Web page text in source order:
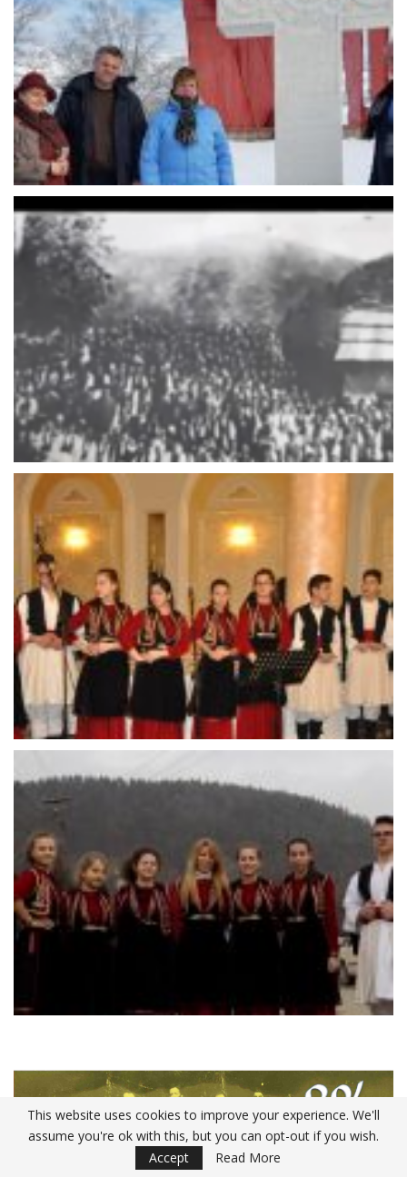
This website uses cookies to improve your experience. We'll
assume you're ok with this, but you can opt-out if you wish.
Accept
Read More